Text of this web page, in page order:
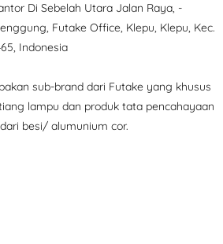
Di Sebelah Utara Jalan Raya, -
Futake Office, Klepu, Klepu, Kec.
Indonesia
sub-brand dari Futake yang khusus
lampu dan produk tata pencahayaan
besi/ alumunium cor.